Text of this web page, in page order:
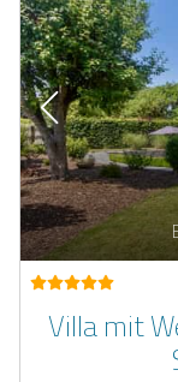
Villa mit